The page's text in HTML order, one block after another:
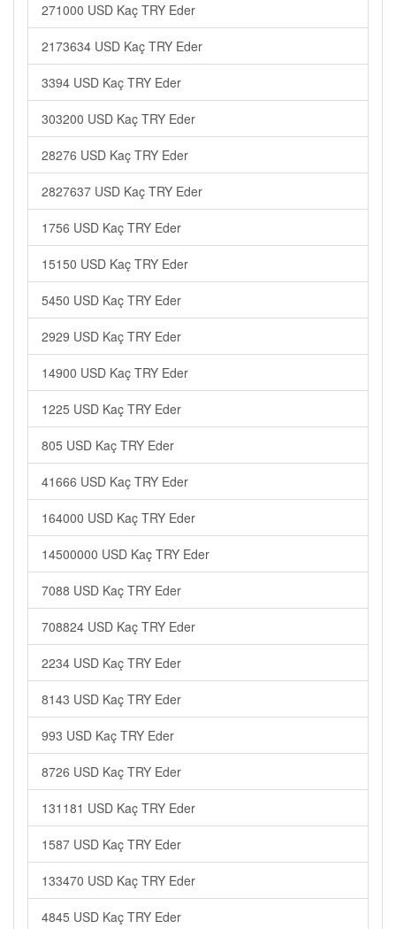
271000 USD Kaç TRY Eder
2173634 USD Kaç TRY Eder
3394 USD Kaç TRY Eder
303200 USD Kaç TRY Eder
28276 USD Kaç TRY Eder
2827637 USD Kaç TRY Eder
1756 USD Kaç TRY Eder
15150 USD Kaç TRY Eder
5450 USD Kaç TRY Eder
2929 USD Kaç TRY Eder
14900 USD Kaç TRY Eder
1225 USD Kaç TRY Eder
805 USD Kaç TRY Eder
41666 USD Kaç TRY Eder
164000 USD Kaç TRY Eder
14500000 USD Kaç TRY Eder
7088 USD Kaç TRY Eder
708824 USD Kaç TRY Eder
2234 USD Kaç TRY Eder
8143 USD Kaç TRY Eder
993 USD Kaç TRY Eder
8726 USD Kaç TRY Eder
131181 USD Kaç TRY Eder
1587 USD Kaç TRY Eder
133470 USD Kaç TRY Eder
4845 USD Kaç TRY Eder